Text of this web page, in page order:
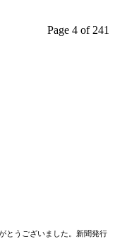
Page 4 of 241
とうございました。新聞発行